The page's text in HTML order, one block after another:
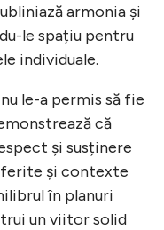
armonia și
le spațiu pentru
individuale.
le-a permis să fie
că
și susținere
și contexte
în planuri
un viitor solid